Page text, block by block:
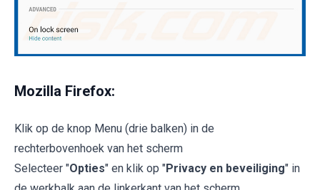
Mozilla Firefox:
Klik op de knop Menu (drie balken) in de
rechterbovenhoek van het scherm
Selecteer "Opties" en klik op "Privacy en beveiliging" in